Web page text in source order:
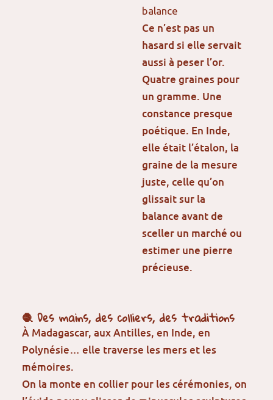
balance
Ce n’est pas un
hasard si elle servait
aussi à peser l’or.
Quatre graines pour
un gramme. Une
constance presque
poétique. En Inde,
elle était l’étalon, la
graine de la mesure
juste, celle qu’on
glissait sur la
balance avant de
sceller un marché ou
estimer une pierre
précieuse.
🧶 Des mains, des colliers, des traditions
À Madagascar, aux Antilles, en Inde, en
Polynésie… elle traverse les mers et les
mémoires.
On la monte en collier pour les cérémonies, on